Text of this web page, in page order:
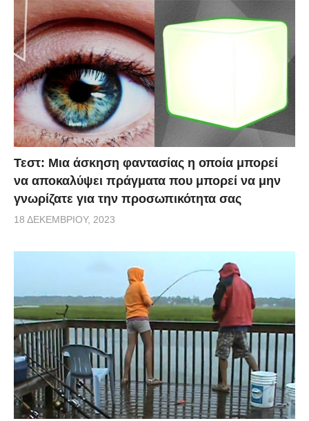
Τεστ: Μια άσκηση φαντασίας η οποία μπορεί
να αποκαλύψει πράγματα που μπορεί να μην
γνωρίζατε για την προσωπικότητα σας
18 ΔΕΚΕΜΒΡΊΟΥ, 2023